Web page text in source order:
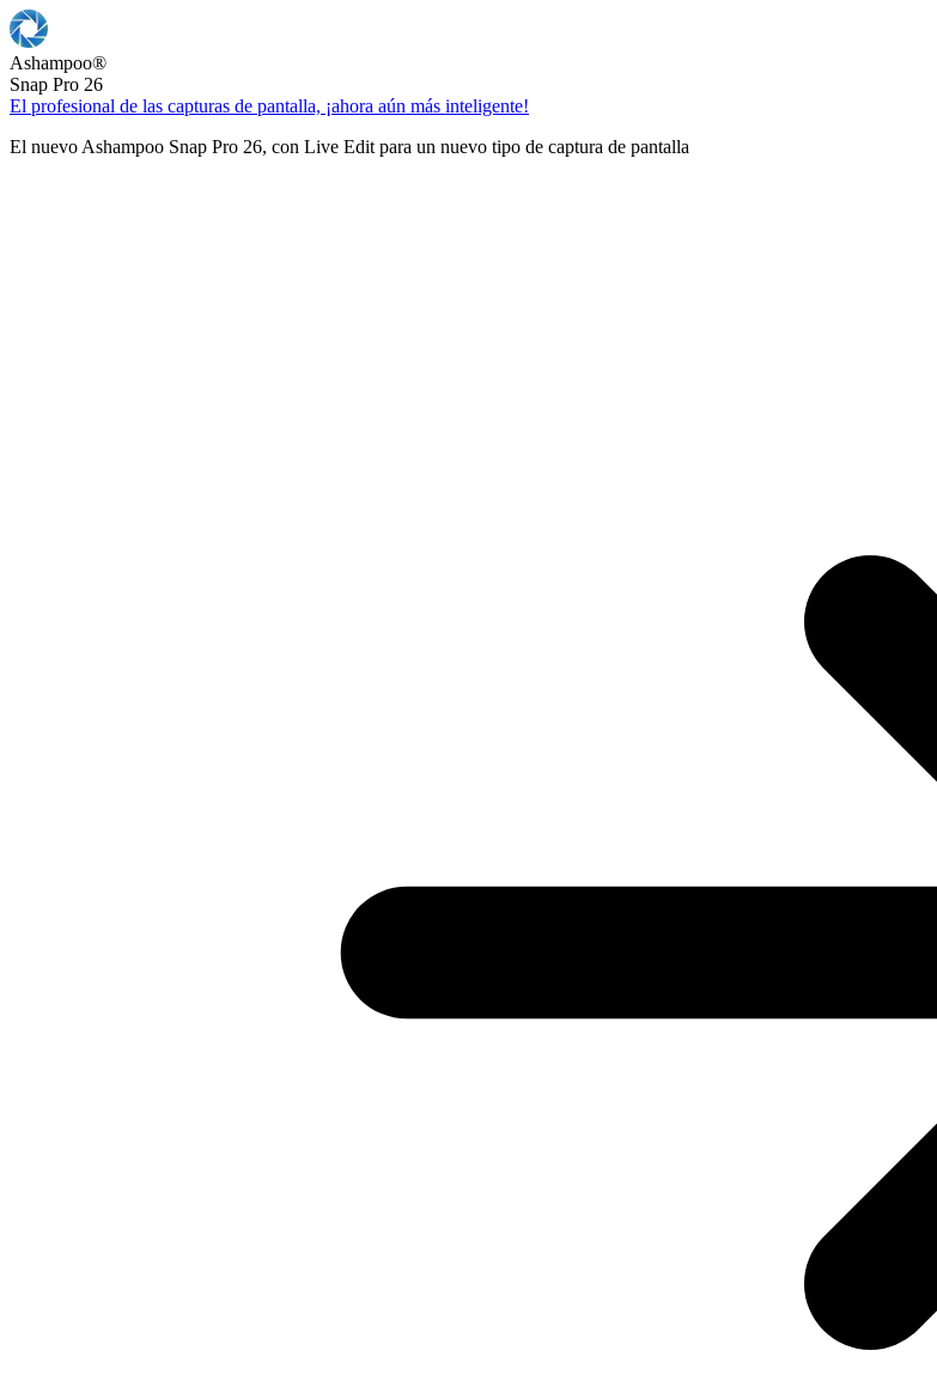
Ashampoo®
Snap Pro 26
El profesional de las capturas de pantalla, ¡ahora aún más inteligente!
El nuevo Ashampoo Snap Pro 26, con Live Edit para un nuevo tipo de captura de pantalla